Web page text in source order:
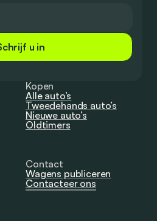
u in
Kopen
Alle auto’s
Tweedehands auto’s
Nieuwe auto’s
Oldtimers
Contact
Wagens publiceren
Contacteer ons